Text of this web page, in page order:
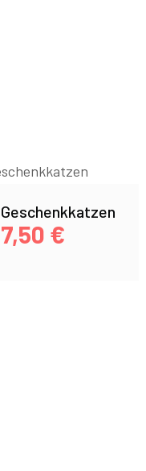
Geschenkkatzen
7,50 €